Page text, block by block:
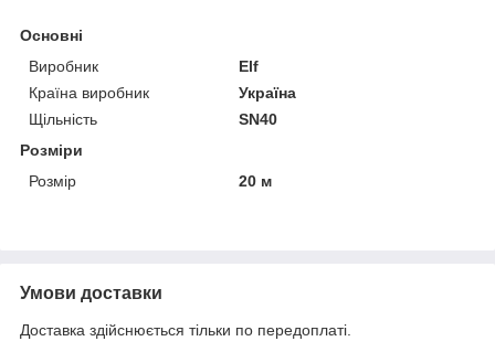
Основні
Виробник
Elf
Країна виробник
Україна
Щільність
SN40
Розміри
Розмір
20 м
Умови доставки
Доставка здійснюється тільки по передоплаті.